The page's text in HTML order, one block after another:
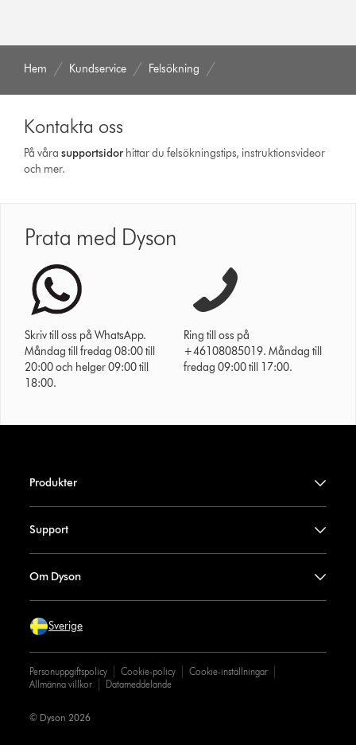
Hem Kundservice Felsökning
Kontakta oss
På vårasupport­sidor hittar du felsökningstips, instruktionsvideor
och mer.
Prata med Dyson
Skriv till oss på WhatsApp.
Måndag till fredag 08:00 till
20:00 och helger 09:00 till
18:00.
Ring till oss på
+46108085019. Måndag till
fredag 09:00 till 17:00.
Produkter
Support
Om Dyson
Sverige
Personuppgiftspolicy Cookie-policy
Cookie-inställningar
Allmänna villkor
Datameddelande
© Dyson 2026